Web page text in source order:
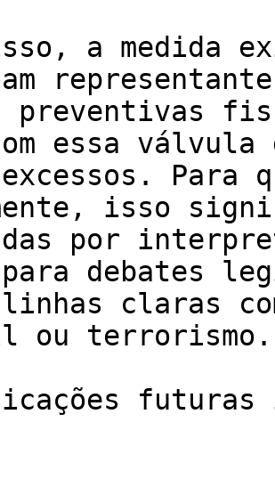
a medida
preventivas
essa válvula
Para
isso
por
para debates
linhas claras
ou terrorismo.
futuras